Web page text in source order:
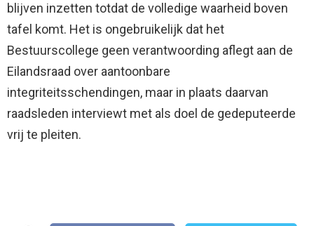
blijven inzetten totdat de volledige waarheid boven
tafel komt. Het is ongebruikelijk dat het
Bestuurscollege geen verantwoording aflegt aan de
Eilandsraad over aantoonbare
integriteitsschendingen, maar in plaats daarvan
raadsleden interviewt met als doel de gedeputeerde
vrij te pleiten.